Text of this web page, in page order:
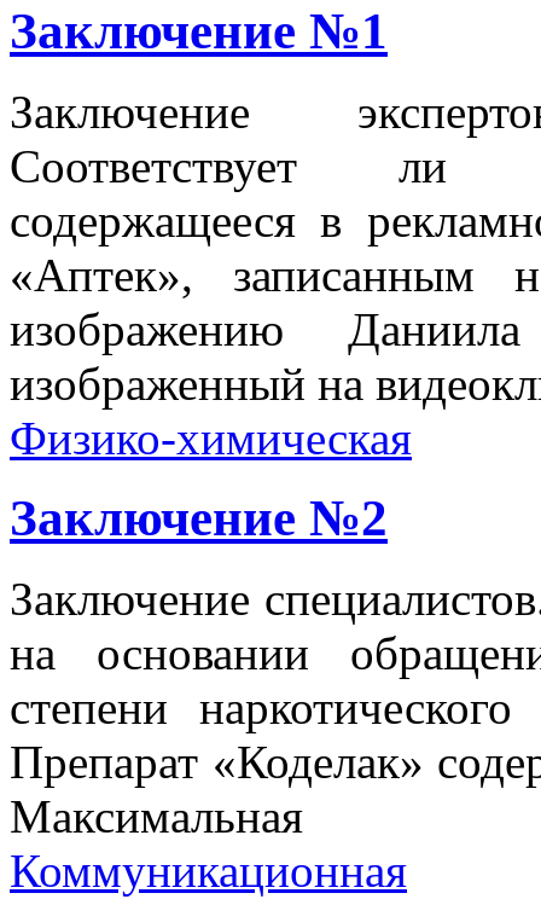
Заключение №1
Заключение
Соответствует ли
содержащееся в
«Аптек», записанным
изображению
изображенный на
Физико-химическая
Заключение №2
Заключение
на основании
степени
Препарат «Коделак»
Максимальная
Коммуникационная